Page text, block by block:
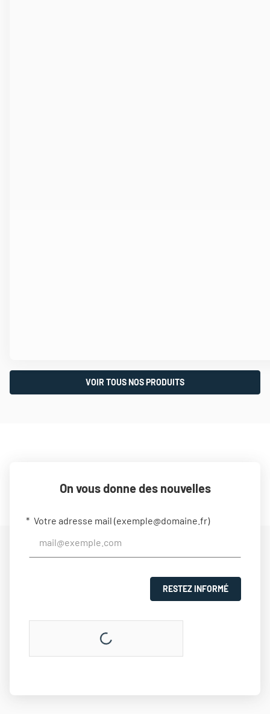
VOIR TOUS NOS PRODUITS
On vous donne des nouvelles
Votre adresse mail (exemple@domaine.fr)
RESTEZ INFORMÉ